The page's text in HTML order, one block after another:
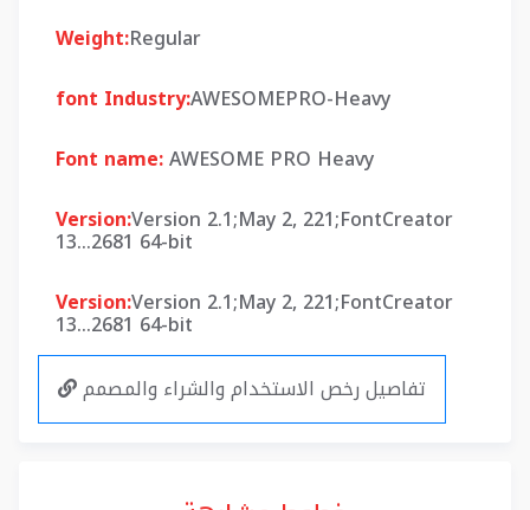
Weight:Regular
font Industry:AWESOMEPRO-Heavy
Font name:AWESOME PRO Heavy
Version:Version 2.1;May 2, 221;FontCreator
13...2681 64-bit
Version:Version 2.1;May 2, 221;FontCreator
13...2681 64-bit
تفاصيل رخص الاستخدام والشراء والمصمم